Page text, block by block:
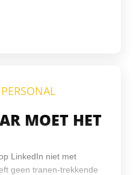
PERSONAL
MOET HET
LinkedIn niet met
geen tranen-trekkende